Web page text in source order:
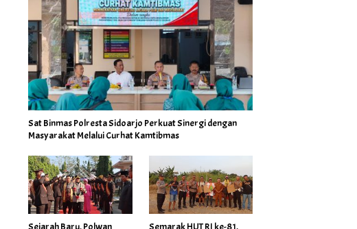
Sat Binmas Polresta Sidoarjo Perkuat Sinergi dengan
Masyarakat Melalui Curhat Kamtibmas
Sejarah Baru, Polwan Semarak HUT RI ke-81,